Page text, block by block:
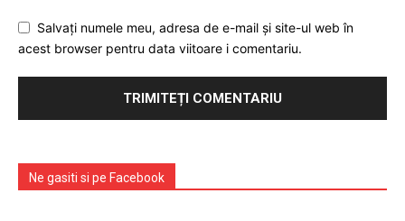
Salvați numele meu, adresa de e-mail și site-ul web în
acest browser pentru data viitoare i comentariu.
Ne gasiti si pe Facebook